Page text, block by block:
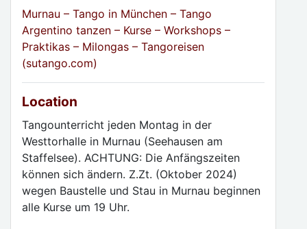
Murnau – Tango in München – Tango
Argentino tanzen – Kurse – Workshops –
Praktikas – Milongas – Tangoreisen
(sutango.com)
Location
Tangounterricht jeden Montag in der
Westtorhalle in Murnau (Seehausen am
Staffelsee). ACHTUNG: Die Anfängszeiten
können sich ändern. Z.Zt. (Oktober 2024)
wegen Baustelle und Stau in Murnau beginnen
alle Kurse um 19 Uhr.